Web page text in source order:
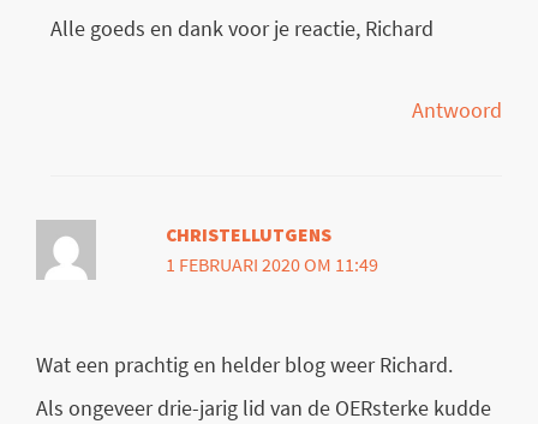
Alle goeds en dank voor je reactie, Richard
Antwoord
CHRISTELLUTGENS
1 FEBRUARI 2020 OM 11:49
Wat een prachtig en helder blog weer Richard.
Als ongeveer drie-jarig lid van de OERsterke kudde